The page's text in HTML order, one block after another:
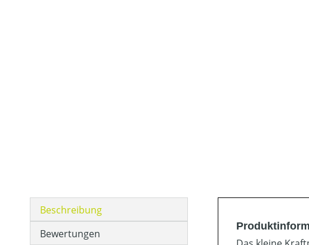
Beschreibung
Bewertungen